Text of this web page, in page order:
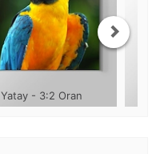
Yatay - 3:2 Oran